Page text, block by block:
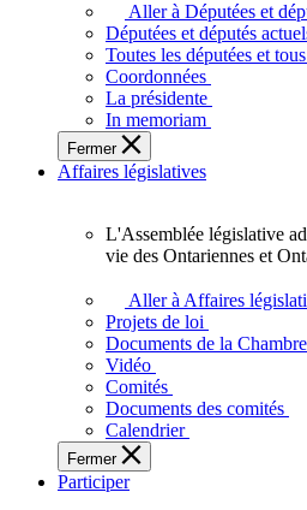
députés
vous
représentent
sein
de
l'Assemblée
législative
l'Ontario.
Aller à Députées et
Députées et députés
Toutes les députées et
Coordonnées
La présidente
In memoriam
Fermer
Affaires législatives
L'Assemblée
adopte
touchent
des
Ontariennes
et
L'Assemblée législative
vie des Ontariennes et
Aller à Affaires
Projets de loi
Documents de la Chambre
Vidéo
Comités
Documents des comités
Calendrier
Fermer
Participer